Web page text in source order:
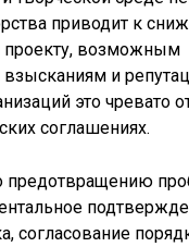
приводит к
проекту, возможным
и
это чревато
соглашениях.
предотвращению
согласование